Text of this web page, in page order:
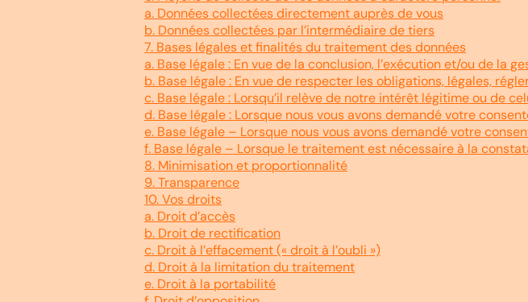
a. Données collectées directement auprès de vous
b. Données collectées par l’intermédiaire de tiers
7. Bases légales et finalités du traitement des données
a. Base légale : En vue de la conclusion, l’exécution et/ou de la
b. Base légale : En vue de respecter les obligations, légales,
c. Base légale : Lorsqu’il relève de notre intérêt légitime ou de
d. Base légale : Lorsque nous vous avons demandé votre
e. Base légale – Lorsque nous vous avons demandé votre
f. Base légale – Lorsque le traitement est nécessaire à la
8. Minimisation et proportionnalité
9. Transparence
10. Vos droits
a. Droit d’accès
b. Droit de rectification
c. Droit à l’effacement (« droit à l’oubli »)
d. Droit à la limitation du traitement
e. Droit à la portabilité